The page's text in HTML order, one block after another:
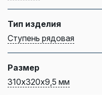
Тип изделия
Ступень рядовая
Размер
310х320х9,5 мм